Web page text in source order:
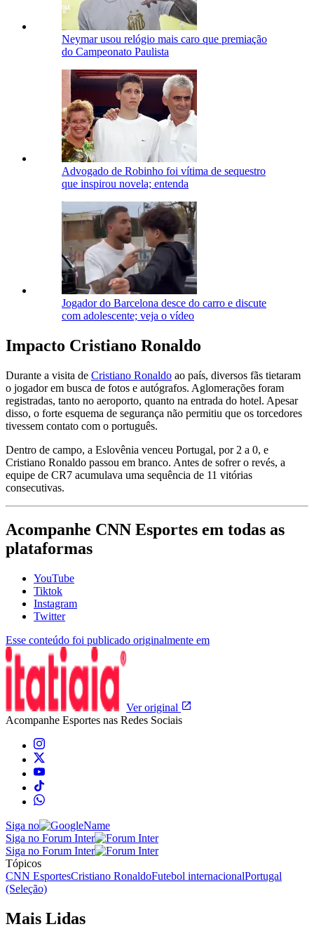
Neymar usou relógio mais caro que premiação
do Campeonato Paulista
Advogado de Robinho foi vítima de sequestro
que inspirou novela; entenda
Jogador do Barcelona desce do carro e discute
com adolescente; veja o vídeo
Impacto Cristiano Ronaldo
Durante a visita de Cristiano Ronaldo ao país, diversos fãs tietaram
o jogador em busca de fotos e autógrafos. Aglomerações foram
registradas, tanto no aeroporto, quanto na entrada do hotel. Apesar
disso, o forte esquema de segurança não permitiu que os torcedores
tivessem contato com o português.
Dentro de campo, a Eslovênia venceu Portugal, por 2 a 0, e
Cristiano Ronaldo passou em branco. Antes de sofrer o revés, a
equipe de CR7 acumulava uma sequência de 11 vitórias
consecutivas.
Acompanhe CNN Esportes em todas as
plataformas
YouTube
Tiktok
Instagram
Twitter
Esse conteúdo foi publicado originalmente em
Ver original
Acompanhe Esportes nas Redes Sociais
Siga no
Siga no Forum Inter
Siga no Forum Inter
Tópicos
CNN EsportesCristiano RonaldoFutebol internacionalPortugal
(Seleção)
Mais Lidas